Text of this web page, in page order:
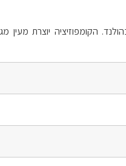
הקומפוזיציה יוצרת מעין